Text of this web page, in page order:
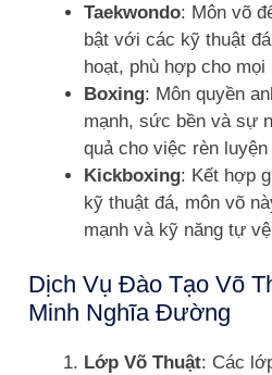
Taekwondo: Môn võ
bật với các kỹ thuật
hoạt, phù hợp cho mọi
Boxing: Môn quyền
mạnh, sức bền và sự
quả cho việc rèn
Kickboxing: Kết hợp
kỹ thuật đá, môn võ
mạnh và kỹ năng tự
Dịch Vụ Đào Tạo Võ
Minh Nghĩa Đường
Lớp Võ Thuật: Các